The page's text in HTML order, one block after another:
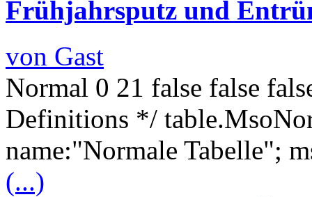
Frühjahrsputz und
von Gast
Normal 0 21 false false
Definitions */
name:"Normale Tabelle";
(...)